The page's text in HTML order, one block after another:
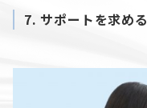
7.サポートを求める